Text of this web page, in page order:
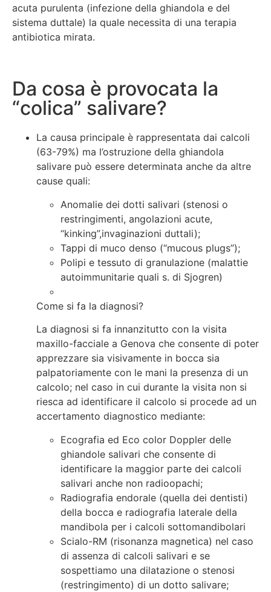
acuta purulenta (infezione della ghiandola e del
sistema duttale) la quale necessita di una terapia
antibiotica mirata.
Da cosa è provocata la
“colica” salivare?
La causa principale è rappresentata dai calcoli
(63-79%) ma l’ostruzione della ghiandola
salivare può essere determinata anche da altre
cause quali:
Anomalie dei dotti salivari (stenosi o
restringimenti, angolazioni acute,
“kinking”,invaginazioni duttali);
Tappi di muco denso (“mucous plugs”);
Polipi e tessuto di granulazione (malattie
autoimmunitarie quali s. di Sjogren)
Come si fa la diagnosi?
La diagnosi si fa innanzitutto con la visita
maxillo-facciale a Genova che consente di poter
apprezzare sia visivamente in bocca sia
palpatoriamente con le mani la presenza di un
calcolo; nel caso in cui durante la visita non si
riesca ad identificare il calcolo si procede ad un
accertamento diagnostico mediante:
Ecografia ed Eco color Doppler delle
ghiandole salivari che consente di
identificare la maggior parte dei calcoli
salivari anche non radioopachi;
Radiografia endorale (quella dei dentisti)
della bocca e radiografia laterale della
mandibola per i calcoli sottomandibolari
Scialo-RM (risonanza magnetica) nel caso
di assenza di calcoli salivari e se
sospettiamo una dilatazione o stenosi
(restringimento) di un dotto salivare;